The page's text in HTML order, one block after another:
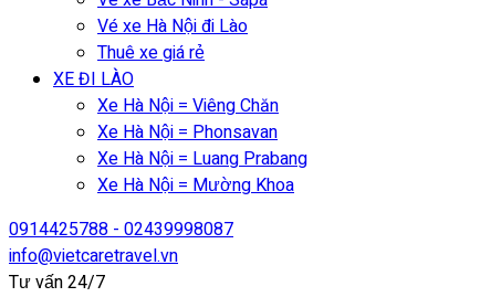
Vé xe Hà Nội đi Lào
Thuê xe giá rẻ
XE ĐI LÀO
Xe Hà Nội = Viêng Chăn
Xe Hà Nội = Phonsavan
Xe Hà Nội = Luang Prabang
Xe Hà Nội = Mường Khoa
0914425788 - 02439998087
info@vietcaretravel.vn
Tư vấn 24/7